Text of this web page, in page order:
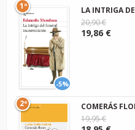
-5%
1º
LA INTRIGA
20,90 €
19,86 €
2º
COMERÁS
19,95 €